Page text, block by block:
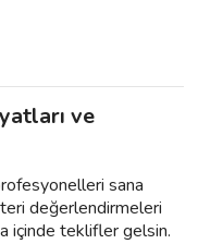
ve
sana
değerlendirmeleri
içinde teklifler gelsin.